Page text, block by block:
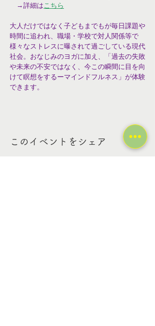
→詳細はこちら
大人だけではなく子どもまでもが毎日課題や
時間に追われ、職場・学校で対人関係等で
様々なストレスに曝されて過ごしている現代
社会。おなじみのヨガに加え、「過去の失敗
や未来の不安ではなく、今この瞬間に目を向
けて瞑想をするーマインドフルネス」が体験
できます。
このイベントをシェア